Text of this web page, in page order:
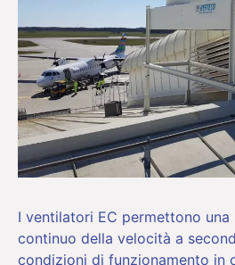
I ventilatori EC permettono una
continuo della velocità a
condizioni di funzionamento in